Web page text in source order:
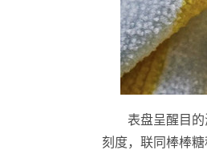
表盘呈醒目
刻度，联同棒棒